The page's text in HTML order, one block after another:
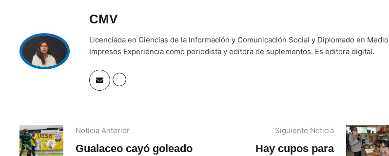
CMV
Licenciada en Ciencias de la Información y Comunicación Social y Diplomado en Medio
Impresos Experiencia como periodista y editora de suplementos. Es editora digital.
Noticia Anterior
Gualaceo cayó goleado
Siguiente Noticia
Hay cupos para